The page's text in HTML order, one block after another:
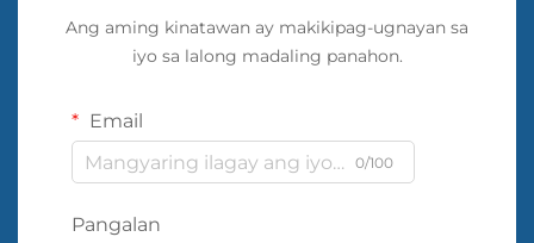
Ang aming kinatawan ay makikipag-ugnayan sa
iyo sa lalong madaling panahon.
Email
0/100
Pangalan